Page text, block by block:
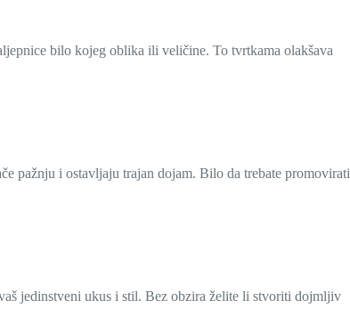
bilo kojeg oblika ili veličine. To tvrtkama olakšava
pažnju i ostavljaju trajan dojam. Bilo da trebate promovirati
jedinstveni ukus i stil. Bez obzira želite li stvoriti dojmljiv